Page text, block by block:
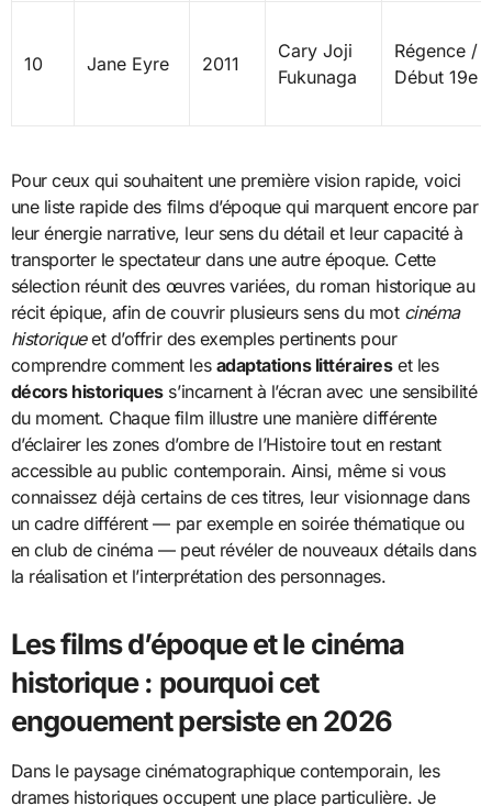
10 Jane Eyre 2011
Cary Joji
Fukunaga
Régence /
Début 19e
Pour ceux qui souhaitent une première vision rapide, voici
une liste rapide des films d’époque qui marquent encore par
leur énergie narrative, leur sens du détail et leur capacité à
transporter le spectateur dans une autre époque. Cette
sélection réunit des œuvres variées, du roman historique au
récit épique, afin de couvrir plusieurs sens du mot cinéma
historiqueet d’offrir des exemples pertinents pour
comprendre comment les adaptations littéraireset les
décors historiquess’incarnent à l’écran avec une sensibilité
du moment. Chaque film illustre une manière différente
d’éclairer les zones d’ombre de l’Histoire tout en restant
accessible au public contemporain. Ainsi, même si vous
connaissez déjà certains de ces titres, leur visionnage dans
un cadre différent — par exemple en soirée thématique ou
en club de cinéma — peut révéler de nouveaux détails dans
la réalisation et l’interprétation des personnages.
Les films d’époque et le cinéma
historique : pourquoi cet
engouement persiste en 2026
Dans le paysage cinématographique contemporain, les
drames historiques occupent une place particulière. Je